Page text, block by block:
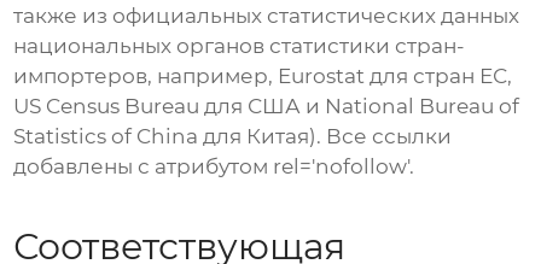
также из официальных статистических данных
национальных органов статистики стран-
импортеров, например, Eurostat для стран ЕС,
US Census Bureau для США и National Bureau of
Statistics of China для Китая). Все ссылки
добавлены с атрибутом rel='nofollow'.
Соответствующая